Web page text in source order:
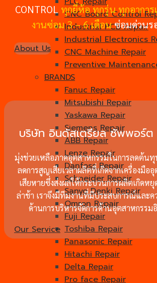
CNC Board Control
Industrial PCB Repair
Industrial Electronics
CNC Machine Repair
Preventive
BRANDS
Fanuc Repair
Mitsubishi Repair
Yaskawa Repair
Siemens Repair
ABB Repair
Lenze Repair
Danfoss Repair
Schneider Repair
Sanyo Denki Repair
Omron Repair
Fuji Repair
Toshiba Repair
Panasonic Repair
Hitachi Repair
Delta Repair
Pro face Repair
CONTROL ทุกยี่ห้อ ทุกรุ่น ทุกอาการ
งานซ่อม 3 – 6 เดือนซ่อมด่วนร
About Us
บริษัท อินดัสเตรียล ซัพพอร์ต
มุ่งช่วยเหลือภาคอุตสาหกรรมในการลดต้น
ลดการสูญเสียเวลาผลิตที่เกิดจากเครื่องมือ
เสียหายซึ่งส่งผลให้กระบวนการผลิตเกิดหยุ
ล่าช้า เราจึงมีทีมงานที่มีประสบการณ์และ
ด้านการบริหารจัดการด้านอุตสาหกรรม
Our Service